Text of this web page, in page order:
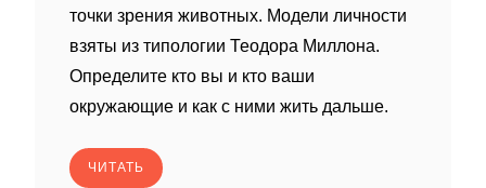
точки зрения животных. Модели личности
взяты из типологии Теодора Миллона.
Определите кто вы и кто ваши
окружающие и как с ними жить дальше.
ЧИТАТЬ